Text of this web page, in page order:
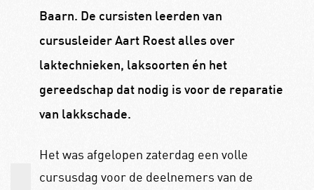
Baarn. De cursisten leerden van
cursusleider Aart Roest alles over
laktechnieken, laksoorten én het
gereedschap dat nodig is voor de reparatie
van lakkschade.
Het was afgelopen zaterdag een volle
cursusdag voor de deelnemers van de